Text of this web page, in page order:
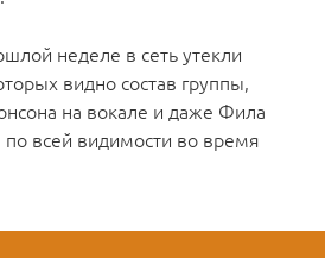
неделе в сеть утекли
видно состав группы,
на вокале и даже Фила
по всей видимости во время